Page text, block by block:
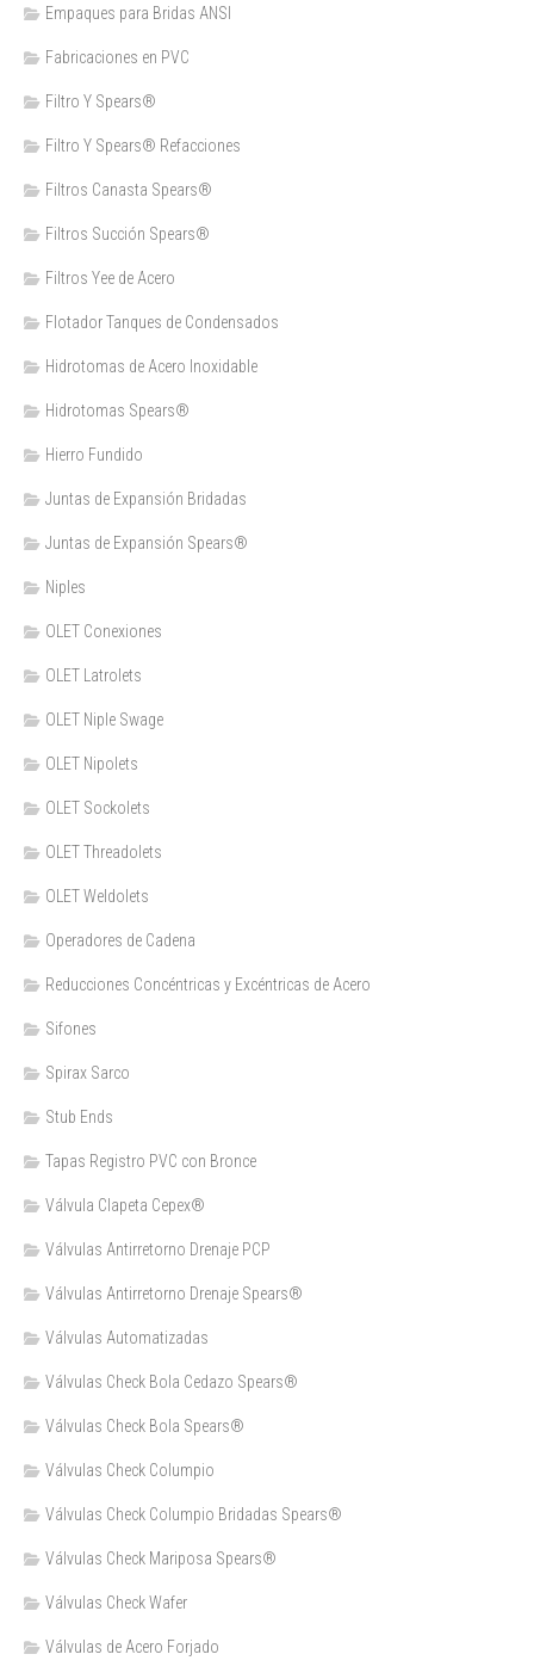
Empaques para Bridas ANSI
Fabricaciones en PVC
Filtro Y Spears®
Filtro Y Spears® Refacciones
Filtros Canasta Spears®
Filtros Succión Spears®
Filtros Yee de Acero
Flotador Tanques de Condensados
Hidrotomas de Acero Inoxidable
Hidrotomas Spears®
Hierro Fundido
Juntas de Expansión Bridadas
Juntas de Expansión Spears®
Niples
OLET Conexiones
OLET Latrolets
OLET Niple Swage
OLET Nipolets
OLET Sockolets
OLET Threadolets
OLET Weldolets
Operadores de Cadena
Reducciones Concéntricas y Excéntricas de Acero
Sifones
Spirax Sarco
Stub Ends
Tapas Registro PVC con Bronce
Válvula Clapeta Cepex®
Válvulas Antirretorno Drenaje PCP
Válvulas Antirretorno Drenaje Spears®
Válvulas Automatizadas
Válvulas Check Bola Cedazo Spears®
Válvulas Check Bola Spears®
Válvulas Check Columpio
Válvulas Check Columpio Bridadas Spears®
Válvulas Check Mariposa Spears®
Válvulas Check Wafer
Válvulas de Acero Forjado